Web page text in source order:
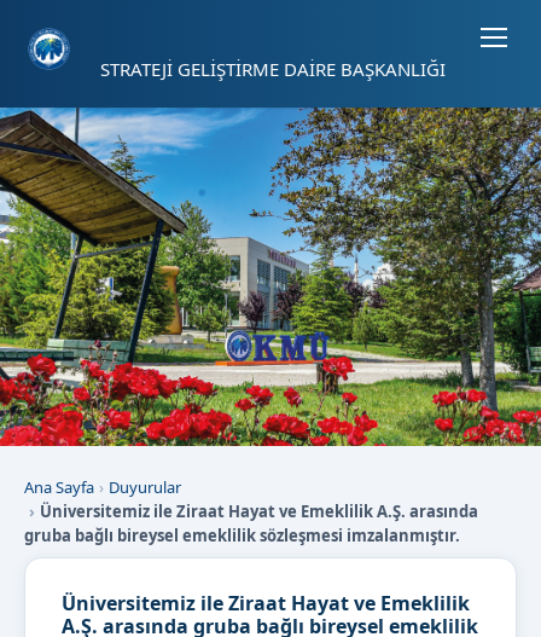
STRATEJİ GELİŞTİRME DAİRE BAŞKANLIĞI
Ana Sayfa
Duyurular
Üniversitemiz ile Ziraat Hayat ve Emeklilik A.Ş. arasında
gruba bağlı bireysel emeklilik sözleşmesi imzalanmıştır.
Üniversitemiz ile Ziraat Hayat ve Emeklilik
A.Ş. arasında gruba bağlı bireysel emeklilik